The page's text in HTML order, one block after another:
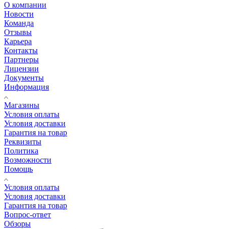
О компании
Новости
Команда
Отзывы
Карьера
Контакты
Партнеры
Лицензии
Документы
Информация
Магазины
Условия оплаты
Условия доставки
Гарантия на товар
Реквизиты
Политика
Возможности
Помощь
Условия оплаты
Условия доставки
Гарантия на товар
Вопрос-ответ
Обзоры